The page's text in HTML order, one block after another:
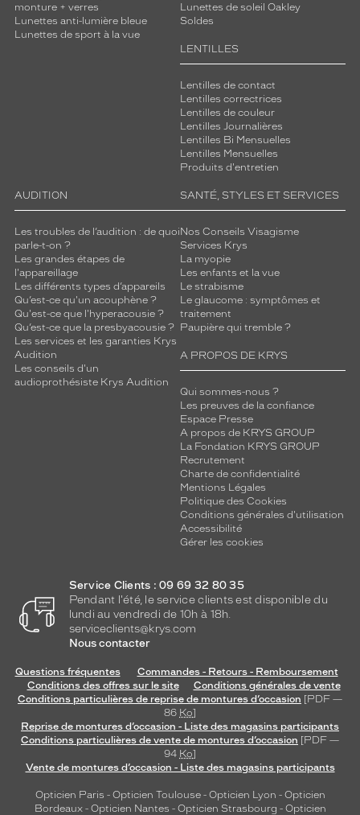
monture + verres
Lunettes anti-lumière bleue
Lunettes de sport à la vue
Lunettes de soleil Oakley
Soldes
LENTILLES
Lentilles de contact
Lentilles correctrices
Lentilles de couleur
Lentilles Journalières
Lentilles Bi Mensuelles
Lentilles Mensuelles
Produits d'entretien
AUDITION
Les troubles de l’audition : de quoi
parle-t-on ?
Les grandes étapes de
l'appareillage
Les différents types d’appareils
Qu’est-ce qu'un acouphène ?
Qu'est-ce que l'hyperacousie ?
Qu’est-ce que la presbyacousie ?
Les services et les garanties Krys
Audition
Les conseils d'un
audioprothésiste Krys Audition
SANTÉ, STYLES ET SERVICES
Nos Conseils Visagisme
Services Krys
La myopie
Les enfants et la vue
Le strabisme
Le glaucome : symptômes et
traitement
Paupière qui tremble ?
A PROPOS DE KRYS
Qui sommes-nous ?
Les preuves de la confiance
Espace Presse
A propos de KRYS GROUP
La Fondation KRYS GROUP
Recrutement
Charte de confidentialité
Mentions Légales
Politique des Cookies
Conditions générales d'utilisation
Accessibilité
Gérer les cookies
Service Clients : 09 69 32 80 35
Pendant l'été, le service clients est disponible du
lundi au vendredi de 10h à 18h.
serviceclients@krys.com
Nous contacter
Questions fréquentes
Commandes - Retours - Remboursement
Conditions des offres sur le site
Conditions générales de vente
Conditions particulières de reprise de montures d’occasion [PDF —
86 Ko]
Reprise de montures d’occasion - Liste des magasins participants
Conditions particulières de vente de montures d’occasion [PDF —
94 Ko]
Vente de montures d’occasion - Liste des magasins participants
Opticien Paris - Opticien Toulouse- Opticien Lyon - Opticien
Bordeaux- Opticien Nantes - Opticien Strasbourg - Opticien